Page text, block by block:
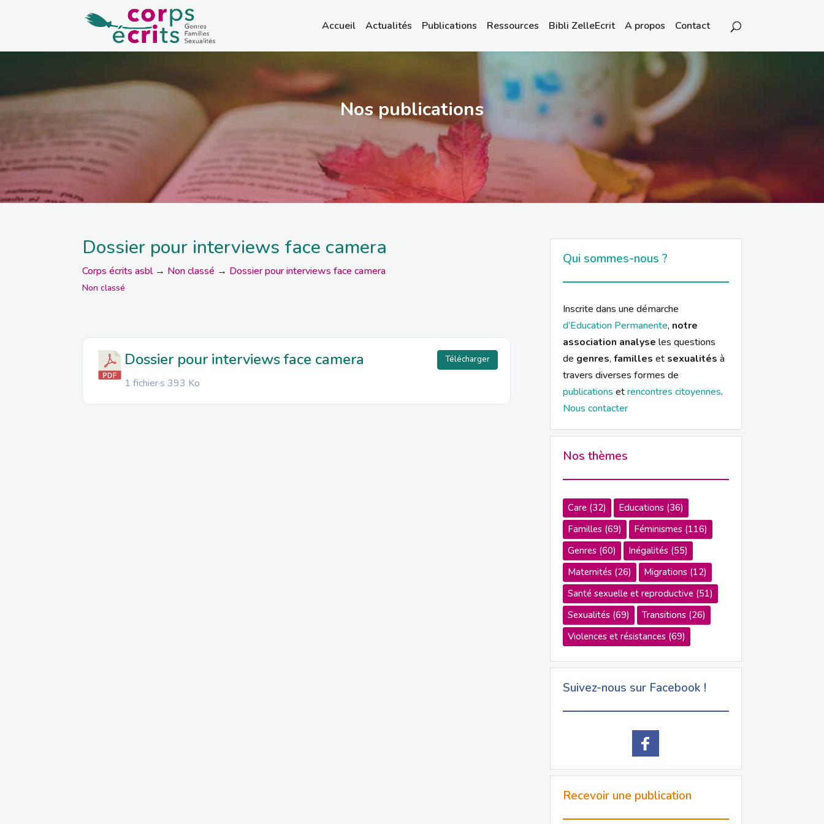
Accueil Actualités Publications Ressources Bibli ZelleEcrit A propos Contact
Nos publications
Dossier pour interviews face camera
Corps écrits asbl→ Non classé → Dossier pour interviews face camera
Non classé
Dossier pour interviews face camera
1 fichier·s393 Ko
Télécharger
Qui sommes-nous ?
Inscrite dans une démarche
d’Education Permanente, notre
association analyse les questions
de genres,familles et sexualités à
travers diverses formes de
publications etrencontres citoyennes.
Nous contacter
Nos thèmes
Care (32) Educations (36)
Familles (69) Féminismes (116)
Genres (60) Inégalités (55)
Maternités (26) Migrations (12)
Santé sexuelle et reproductive (51)
Sexualités (69) Transitions (26)
Violences et résistances (69)
Suivez-nous sur Facebook !
Recevoir une publication